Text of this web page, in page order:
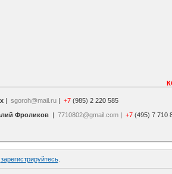
| sgoroh@mail.ru | +7 (985) 2 220 585
Фроликов | 7710802@gmail.com | +7 (495) 7 710
зарегистрируйтесь.